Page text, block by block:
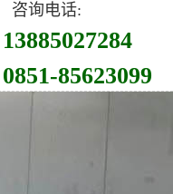
咨询电话:
13885027284
0851-85623099